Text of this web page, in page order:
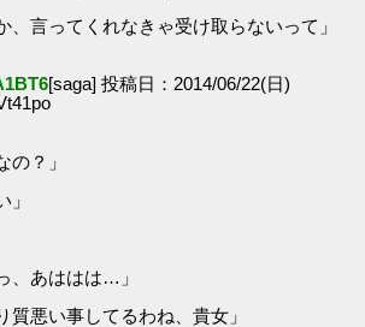
言ってくれなきゃ受け取らないって」
[saga] 投稿日：2014/06/22(日)
？」
あははは…」
悪い事してるわね、貴女」